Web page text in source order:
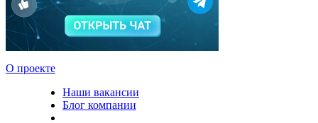
О проекте
Наши вакансии
Блог компании